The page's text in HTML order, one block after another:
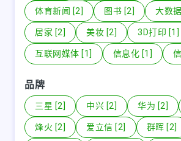
体育新闻 [2] 图书 [2] 大数
居家 [2] 美妆 [2] 3D打印 [1]
互联网媒体 [1] 信息化 [1]
品牌
三星 [2] 中兴 [2] 华为 [2]
烽火 [2] 爱立信 [2] 群晖 [2]